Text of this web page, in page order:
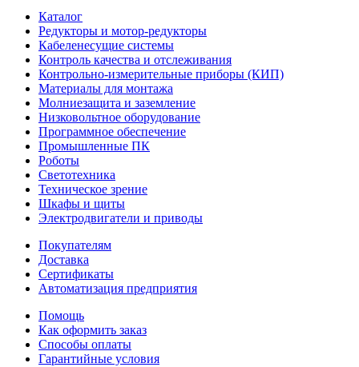
Каталог
Редукторы и мотор-редукторы
Кабеленесущие системы
Контроль качества и отслеживания
Контрольно-измерительные приборы (КИП)
Материалы для монтажа
Молниезащита и заземление
Низковольтное оборудование
Программное обеспечение
Промышленные ПК
Роботы
Светотехника
Техническое зрение
Шкафы и щиты
Электродвигатели и приводы
Покупателям
Доставка
Сертификаты
Автоматизация предприятия
Помощь
Как оформить заказ
Способы оплаты
Гарантийные условия